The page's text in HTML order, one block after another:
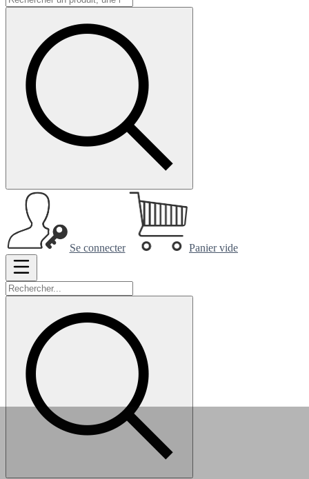
Se connecter Panier vide